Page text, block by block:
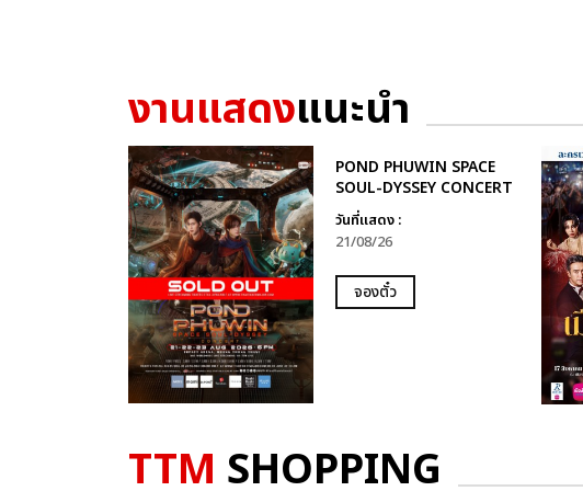
งานแสดงแนะนำ
POND PHUWIN SPACE
SOUL-DYSSEY CONCERT
วันที่แสดง :
21/08/26
จองตั๋ว
TTM SHOPPING